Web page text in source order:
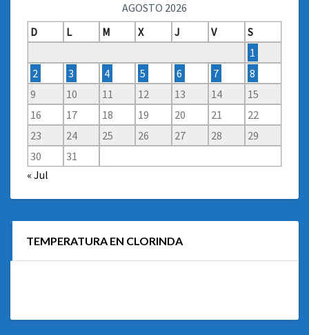
AGOSTO 2026
D
L M X J V
S
1
2
3 4 5 6 7
8
9
10 11 12 13 14
15
16
17 18 19 20 21
22
23
24 25 26 27 28
29
30
31
« Jul
TEMPERATURA EN CLORINDA